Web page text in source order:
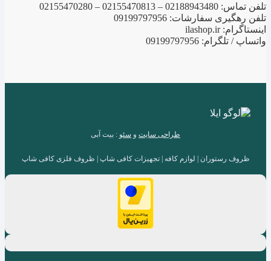
تلفن تماس: 02188943480 – 02155470813 – 02155470280
تلفن رهگیری سفارشات: 09199797956
اینستاگرام: ilashop.ir
واتساپ / تلگرام: 09199797956
طراحی سایت و سئو : بیت آبی
ظروف رستوران | لوازم کافه | تجهیزات کافی شاپ | ظروف فلزی کافی شاپ